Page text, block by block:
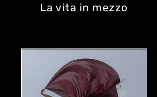
La vita in mezzo